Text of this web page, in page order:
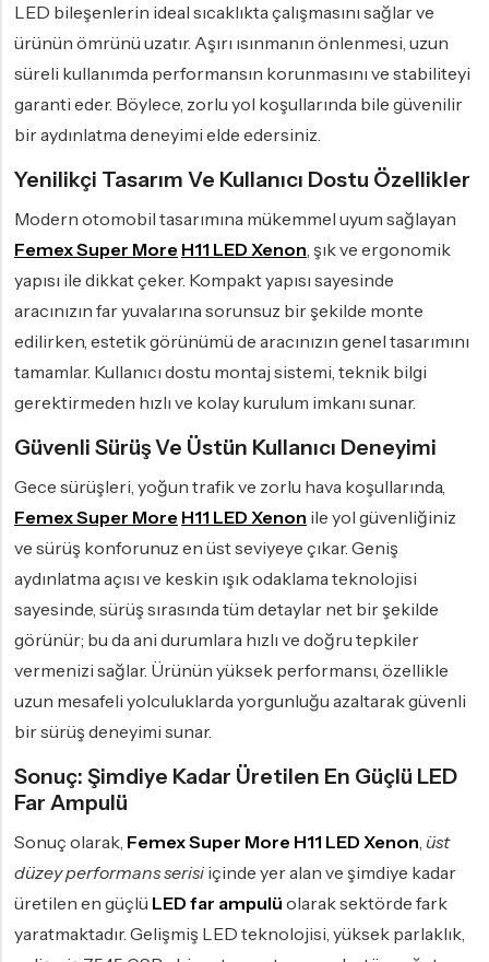
LED bileşenlerin ideal sıcaklıkta çalışmasını sağlar ve
ürünün ömrünü uzatır. Aşırı ısınmanın önlenmesi, uzun
süreli kullanımda performansın korunmasını ve stabiliteyi
garanti eder. Böylece, zorlu yol koşullarında bile güvenilir
bir aydınlatma deneyimi elde edersiniz.
Yenilikçi Tasarım Ve Kullanıcı Dostu Özellikler
Modern otomobil tasarımına mükemmel uyum sağlayan
Femex Super More H11 LED Xenon, şık ve ergonomik
yapısı ile dikkat çeker. Kompakt yapısı sayesinde
aracınızın far yuvalarına sorunsuz bir şekilde monte
edilirken, estetik görünümü de aracınızın genel tasarımını
tamamlar. Kullanıcı dostu montaj sistemi, teknik bilgi
gerektirmeden hızlı ve kolay kurulum imkanı sunar.
Güvenli Sürüş Ve Üstün Kullanıcı Deneyimi
Gece sürüşleri, yoğun trafik ve zorlu hava koşullarında,
Femex Super More H11 LED Xenon ile yol güvenliğiniz
ve sürüş konforunuz en üst seviyeye çıkar. Geniş
aydınlatma açısı ve keskin ışık odaklama teknolojisi
sayesinde, sürüş sırasında tüm detaylar net bir şekilde
görünür; bu da ani durumlara hızlı ve doğru tepkiler
vermenizi sağlar. Ürünün yüksek performansı, özellikle
uzun mesafeli yolculuklarda yorgunluğu azaltarak güvenli
bir sürüş deneyimi sunar.
Sonuç: Şimdiye Kadar Üretilen En Güçlü LED
Far Ampulü
Sonuç olarak, Femex Super More H11 LED Xenon, üst
düzey performans serisiiçinde yer alan ve şimdiye kadar
üretilen en güçlü LED far ampulü olarak sektörde fark
yaratmaktadır. Gelişmiş LED teknolojisi, yüksek parlaklık,